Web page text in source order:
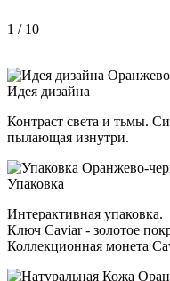
1 / 10
Идея дизайна
Контраст света и тьмы.
пылающая изнутри.
Упаковка
Интерактивная упаковка.
Ключ Caviar - золотое
Коллекционная монета